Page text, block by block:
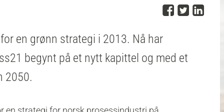
Del på
Del
en grønn strategi i 2013. Nå har
begynt på et nytt kapittel og med et
2050.